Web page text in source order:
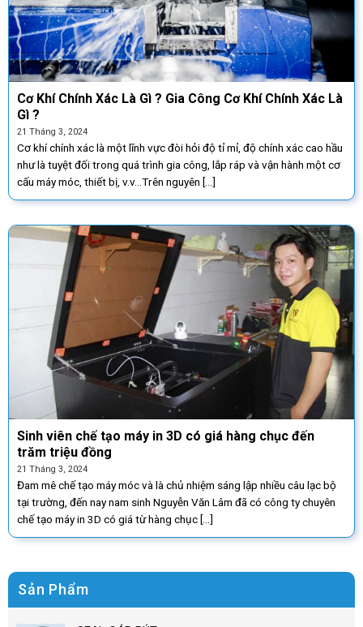
Cơ Khí Chính Xác Là Gì ? Gia Công Cơ Khí Chính Xác Là
Gì ?
21 Tháng 3, 2024
Cơ khí chính xác là một lĩnh vực đòi hỏi độ tỉ mỉ, độ chính xác cao hầu
như là tuyệt đối trong quá trình gia công, lắp ráp và vận hành một cơ
cấu máy móc, thiết bị, v.v…Trên nguyên [...]
Sinh viên chế tạo máy in 3D có giá hàng chục đến
trăm triệu đồng
21 Tháng 3, 2024
Đam mê chế tạo máy móc và là chủ nhiệm sáng lập nhiều câu lạc bộ
tại trường, đến nay nam sinh Nguyễn Văn Lâm đã có công ty chuyên
chế tạo máy in 3D có giá từ hàng chục [...]
Sản Phẩm